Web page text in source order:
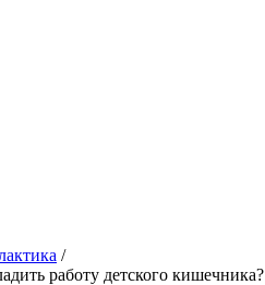
/
работу детского кишечника?